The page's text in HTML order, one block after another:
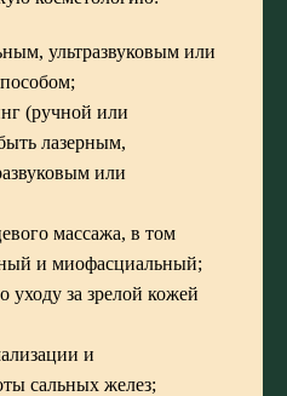
ультразвуковым или
(ручной или
лазерным,
или
массажа, в том
и миофасциальный;
за зрелой кожей
и
сальных желез;